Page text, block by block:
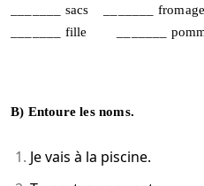
_______ sacs _______
_______ fille _______
B) Entoure les noms.
Je vais à la piscine.